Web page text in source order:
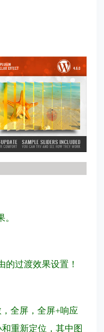
的过渡效果设置！
全屏，全屏+响应
重新定位，其中图